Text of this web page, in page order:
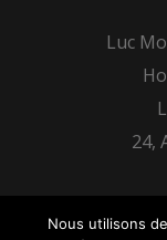
Luc
24,
Nous utilisons